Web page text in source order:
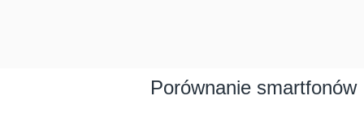
Porównanie smartfonów